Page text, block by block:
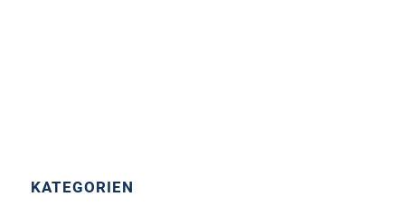
KATEGORIEN